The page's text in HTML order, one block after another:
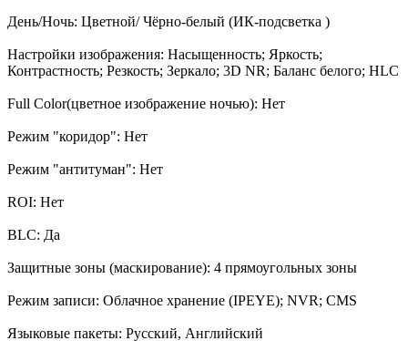
День/Ночь: Цветной/ Чёрно-белый (ИК-подсветка )
Настройки изображения: Насыщенность; Яркость;
Контрастность; Резкость; Зеркало; 3D NR; Баланс белого; HLC
Full Color(цветное изображение ночью): Нет
Режим "коридор": Нет
Режим "антитуман": Нет
ROI: Нет
BLC: Да
Защитные зоны (маскирование): 4 прямоугольных зоны
Режим записи: Облачное хранение (IPEYE); NVR; CMS
Языковые пакеты: Русский, Английский